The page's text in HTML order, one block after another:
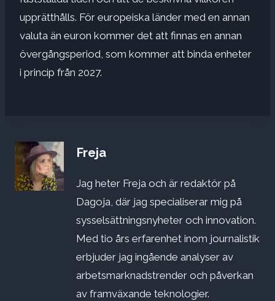
upprätthålls. För europeiska länder med en annan
valuta än euron kommer det att finnas en annan
övergångsperiod, som kommer att binda enheter
i princip från 2027.
Freja
Jag heter Freja och är redaktör på
Dagoja, där jag specialiserar mig på
sysselsättningsnyheter och innovation.
Med tio års erfarenhet inom journalistik
erbjuder jag ingående analyser av
arbetsmarknadstrender och påverkan
av framväxande teknologier.